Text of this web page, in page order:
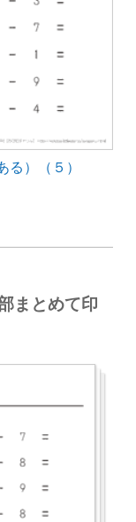
）（５）
まとめて印